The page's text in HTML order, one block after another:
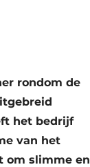
rondom de
het bedrijf
van het
om slimme en